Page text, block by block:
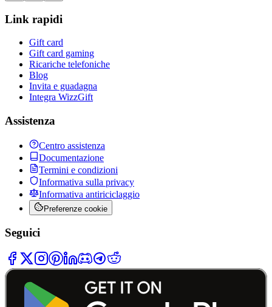
Link rapidi
Gift card
Gift card gaming
Ricariche telefoniche
Blog
Invita e guadagna
Integra WizzGift
Assistenza
Centro assistenza
Documentazione
Termini e condizioni
Informativa sulla privacy
Informativa antiriciclaggio
Preferenze cookie
Seguici